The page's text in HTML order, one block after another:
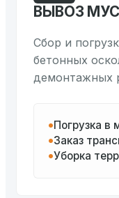
ВЫВОЗ
Сбор и
бетонных
демонтажных
Погрузка в
Заказ
Уборка